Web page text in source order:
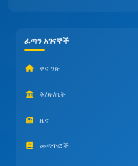
ፈጣን አገናኞች
ዋና ገጽ
ቅ/ጽ/ቤት
ዜና
መጣጥፎች